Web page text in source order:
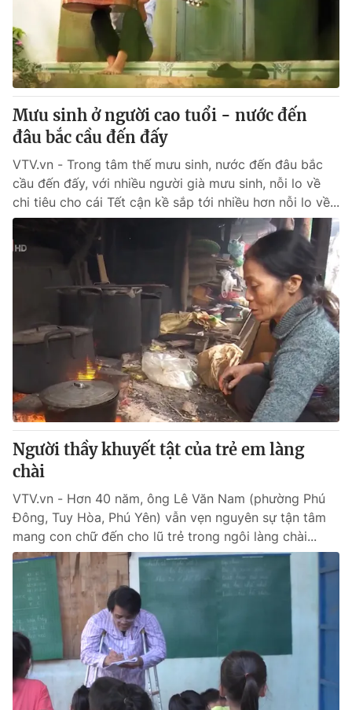
Mưu sinh ở người cao tuổi - nước đến
đâu bắc cầu đến đấy
VTV.vn - Trong tâm thế mưu sinh, nước đến đâu bắc
cầu đến đấy, với nhiều người già mưu sinh, nỗi lo về
chi tiêu cho cái Tết cận kề sắp tới nhiều hơn nỗi lo về...
Người thầy khuyết tật của trẻ em làng
chài
VTV.vn - Hơn 40 năm, ông Lê Văn Nam (phường Phú
Đông, Tuy Hòa, Phú Yên) vẫn vẹn nguyên sự tận tâm
mang con chữ đến cho lũ trẻ trong ngôi làng chài...